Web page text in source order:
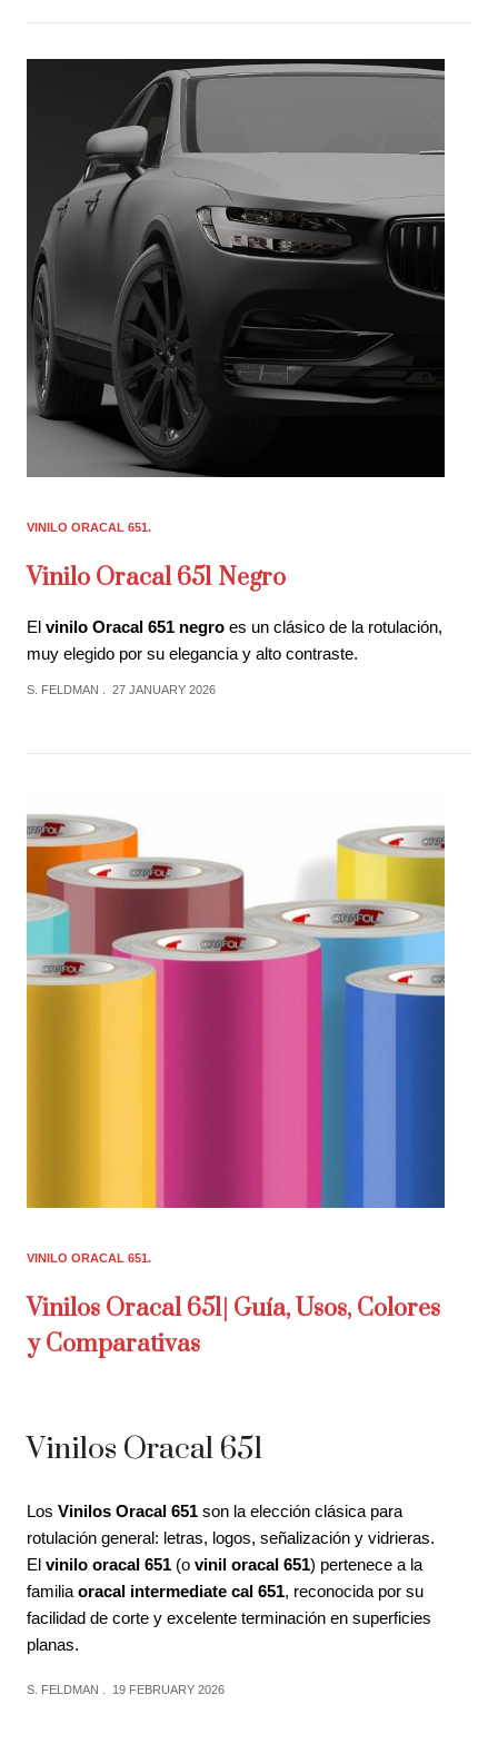
VINILO ORACAL 651
Vinilo Oracal 651 Negro
El vinilo Oracal 651 negro es un clásico de la rotulación,
muy elegido por su elegancia y alto contraste.
S. FELDMAN 27 JANUARY 2026
VINILO ORACAL 651
Vinilos Oracal 651| Guía, Usos, Colores
y Comparativas
Vinilos Oracal 651
Los Vinilos Oracal 651 son la elección clásica para
rotulación general: letras, logos, señalización y vidrieras.
El vinilo oracal 651 (o vinil oracal 651) pertenece a la
familia oracal intermediate cal 651, reconocida por su
facilidad de corte y excelente terminación en superficies
planas.
S. FELDMAN 19 FEBRUARY 2026